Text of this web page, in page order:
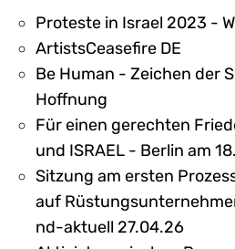
Proteste in Israel 2023 -
ArtistsCeasefire DE
Be Human - Zeichen der
Hoffnung
Für einen gerechten
und ISRAEL - Berlin am
Sitzung am ersten
auf
nd-aktuell 27.04.26